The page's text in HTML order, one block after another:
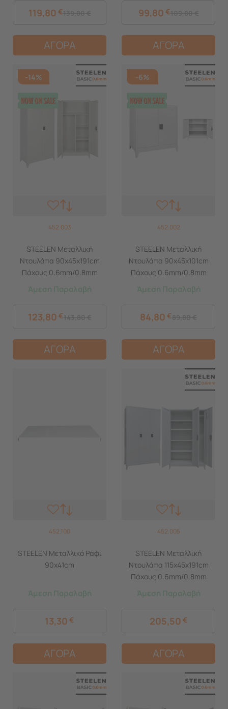
Χώροι
119,80 €
ΑΓΟΡΑ
Χώροι
99,80 €
ΑΓΟΡΑ
-14%
452.003
STEELEN Μεταλλική
Ντουλάπα 90x45x191cm
Πάχους 0.6mm/0.8mm
(πάτωμα) Γαλβανιζέ με
Χώροι
Άμεση Παραλαβή
123,80 €
ΑΓΟΡΑ
-6%
452.002
STEELEN Μεταλλική
Ντουλάπα 90x45x101cm
Πάχους 0.6mm/0.8mm
(πάτωμα) Γαλβανιζέ με 2
Χώροι
Άμεση Παραλαβή
84,80 €
ΑΓΟΡΑ
452.100
STEELEN Μεταλλικό Ράφι
90x41cm
Άμεση Παραλαβή
13,30 €
ΑΓΟΡΑ
452.005
STEELEN Μεταλλική
Ντουλάπα 115x45x191cm
Πάχους 0.6mm/0.8mm
(πάτωμα) Γαλβανιζέ 3φυλλη
Χώροι 56.5kg
Άμεση Παραλαβή
205,50 €
ΑΓΟΡΑ